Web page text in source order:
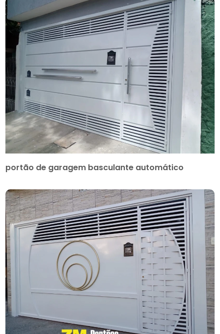
portão de garagem basculante automático